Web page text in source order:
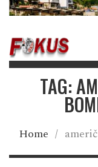
TAG:
Home /